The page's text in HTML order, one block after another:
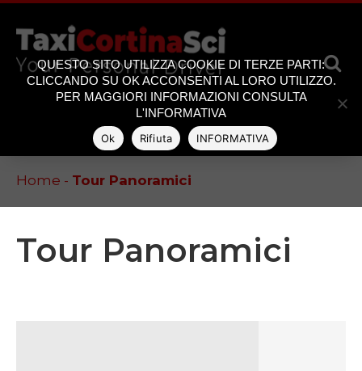
[google-translator]
Home - Tour Panoramici
Tour Panoramici
QUESTO SITO UTILIZZA COOKIE DI TERZE PARTI:
CLICCANDO SU OK ACCONSENTI AL LORO UTILIZZO.
PER MAGGIORI INFORMAZIONI CONSULTA
L'INFORMATIVA
Ok Rifiuta INFORMATIVA